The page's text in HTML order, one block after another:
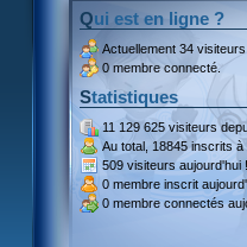
Qui est en ligne ?
Actuellement 34 visiteurs
0 membre connecté.
Statistiques
11 129 625 visiteurs
Au total, 18845 inscritsà
509 visiteurs aujourd'hui !
0 membre inscrit
0 membre connectés